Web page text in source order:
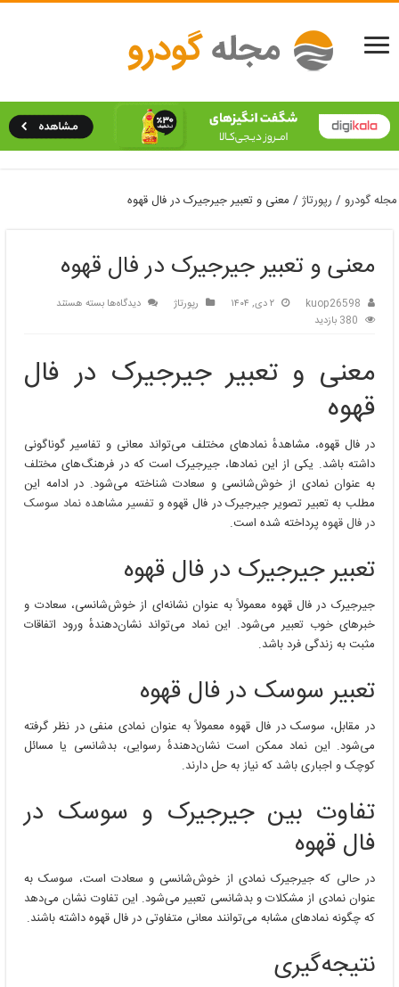
مجله گودرو / رپورتاژ/ معنی و تعبیر جیرجیرک در فال قهوه
معنی و تعبیر جیرجیرک در فال قهوه
kuop26598 ۲ دی, ۱۴۰۴ رپورتاژ دیدگاه‌هابرای
جیرجیرک
بسته هستند
380 بازدید
معنی و تعبیر جیرجیرک در فال
قهوه
در فال قهوه، مشاهدهٔ نمادهای مختلف می‌تواند معانی و تفاسیر گوناگونی
داشته باشد. یکی از این نمادها، جیرجیرک است که در فرهنگ‌های مختلف
به عنوان نمادی از خوش‌شانسی و سعادت شناخته می‌شود. در ادامه این
مطلب به تعبیر تصویر جیرجیرک در فال قهوه و تفسیر مشاهده نماد سوسک
در فال قهوه پرداخته شده است.
تعبیر جیرجیرک در فال قهوه
جیرجیرک در فال قهوه معمولاً به عنوان نشانه‌ای از خوش‌شانسی، سعادت و
خبرهای خوب تعبیر می‌شود. این نماد می‌تواند نشان‌دهندهٔ ورود اتفاقات
مثبت به زندگی فرد باشد.
تعبیر سوسک در فال قهوه
در مقابل، سوسک در فال قهوه معمولاً به عنوان نمادی منفی در نظر گرفته
می‌شود. این نماد ممکن است نشان‌دهندهٔ رسوایی، بدشانسی یا مسائل
کوچک و اجباری باشد که نیاز به حل دارند.
تفاوت بین جیرجیرک و سوسک در
فال قهوه
در حالی که جیرجیرک نمادی از خوش‌شانسی و سعادت است، سوسک به
عنوان نمادی از مشکلات و بدشانسی تعبیر می‌شود. این تفاوت نشان می‌دهد
که چگونه نمادهای مشابه می‌توانند معانی متفاوتی در فال قهوه داشته باشند.
نتیجه‌گیری